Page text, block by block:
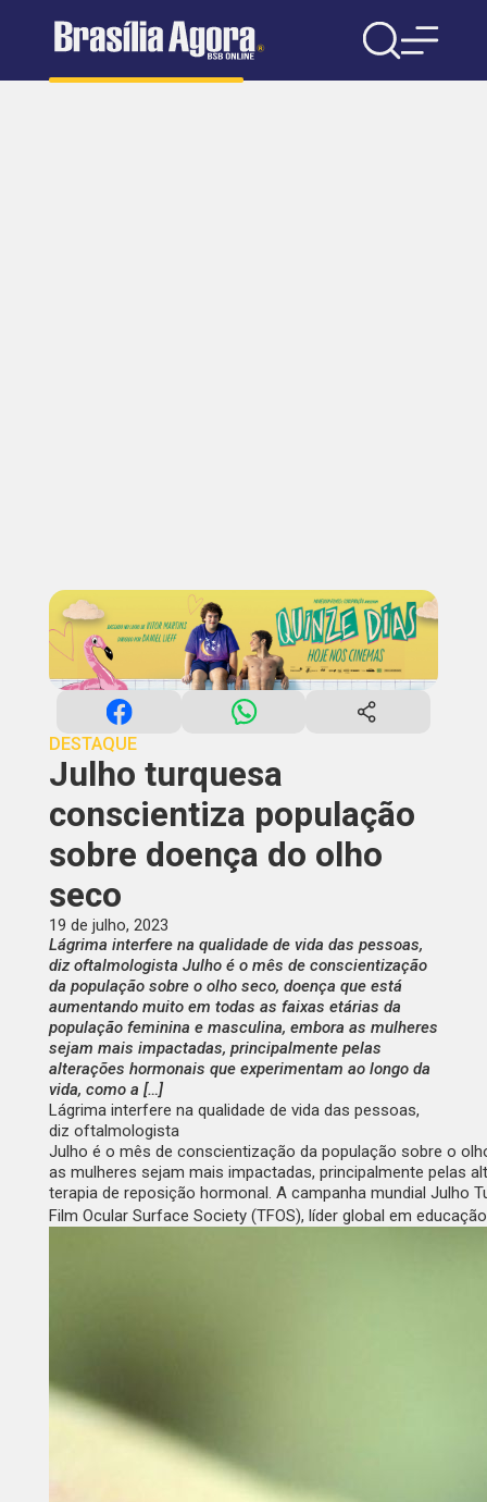
DESTAQUE
Julho turquesa
conscientiza população
sobre doença do olho
seco
19 de julho, 2023
Lágrima interfere na qualidade de vida das pessoas,
diz oftalmologista Julho é o mês de conscientização
da população sobre o olho seco, doença que está
aumentando muito em todas as faixas etárias da
população feminina e masculina, embora as mulheres
sejam mais impactadas, principalmente pelas
alterações hormonais que experimentam ao longo da
vida, como a […]
Lágrima interfere na qualidade de vida das pessoas,
diz oftalmologista
Julho é o mês de conscientização da população sobre o
as mulheres sejam mais impactadas, principalmente pelas
terapia de reposição hormonal. A campanha mundial Julho
Film Ocular Surface Society(TFOS), líder global em